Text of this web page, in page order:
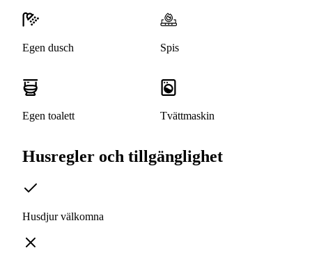
Egen dusch Spis
Egen toalett Tvättmaskin
Husregler och tillgänglighet
Husdjur välkomna